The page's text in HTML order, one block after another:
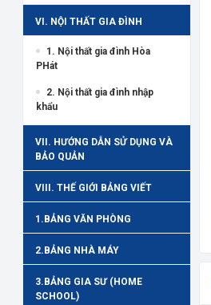
VI. NỘI THẤT GIA ĐÌNH
1. Nội thất gia đình Hòa
PHát
2. Nội thất gia đình nhập
khẩu
VII. HƯỚNG DẪN SỬ DỤNG VÀ
BẢO QUẢN
VIII. THẾ GIỚI BẢNG VIẾT
1.BẢNG VĂN PHÒNG
2.BẢNG NHÀ MÁY
3.BẢNG GIA SƯ (HOME
SCHOOL)